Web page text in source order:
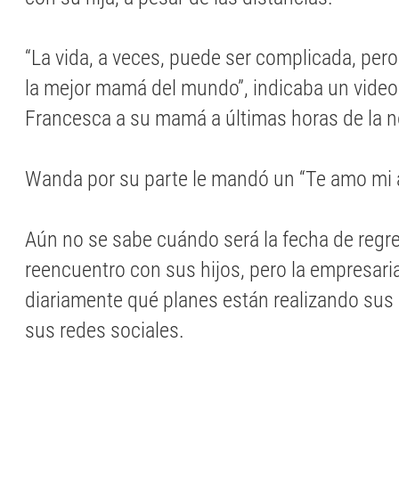
“La vida, a veces, puede ser complicada,
la mejor mamá del mundo”, indicaba un
Francesca a su mamá a últimas horas de la
Wanda por su parte le mandó un “Te amo
Aún no se sabe cuándo será la fecha de
reencuentro con sus hijos, pero la
diariamente qué planes están realizando
sus redes sociales.